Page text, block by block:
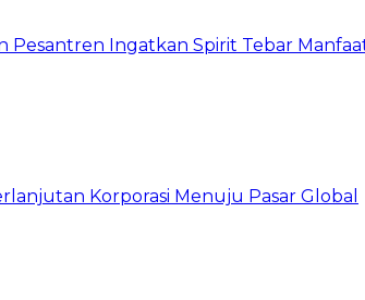
Pesantren Ingatkan Spirit Tebar
Korporasi Menuju Pasar Global